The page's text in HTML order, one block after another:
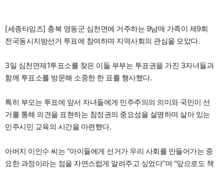
[세종타임즈] 충북 영동군 심천면에 거주하는 9남매 가족이 제9회
전국동시지방선거 투표에 참여하며 지역사회의 관심을 모았다.
3일 심천면제1투표소를 찾은 이들 부부는 투표권을 가진 3자녀들과
함께 투표소를 방문해 소중한 한 표를 행사했다.
특히 부모는 투표에 앞서 자녀들에게 민주주의의 의미와 국민이 선
거를 통해 의견을 표현하는 참정권의 중요성을 설명하며 살아 있는
민주시민 교육의 시간을 마련했다.
아버지 이인수 씨는 “아이들에게 선거가 우리 사회를 만들어가는 중
요한 과정이라는 점을 자연스럽게 알려주고 싶었다”며 “앞으로도 책